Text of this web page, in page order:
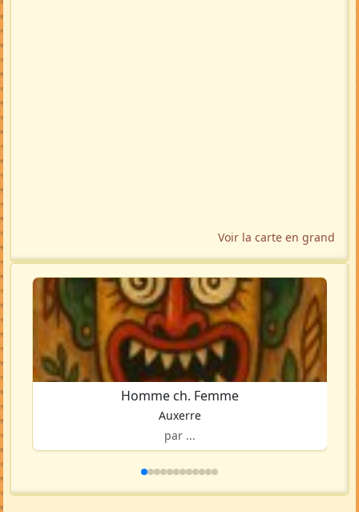
Voir la carte en grand
Homme ch. Femme
Auxerre
par ...